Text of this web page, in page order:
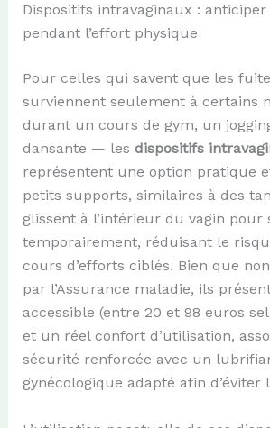
Dispositifs intravaginaux :
pendant l’effort physique
Pour celles qui savent que les
surviennent seulement à certains
durant un cours de gym, un
dansante — les dispositifs
représentent une option pratique
petits supports, similaires à des
glissent à l’intérieur du vagin pour
temporairement, réduisant le
cours d’efforts ciblés. Bien que
par l’Assurance maladie, ils
accessible (entre 20 et 98 euros
et un réel confort d’utilisation,
sécurité renforcée avec un
gynécologique adapté afin d’éviter